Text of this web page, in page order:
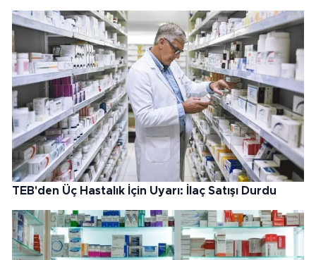
TEB'den Üç Hastalık İçin Uyarı: İlaç Satışı Durdu